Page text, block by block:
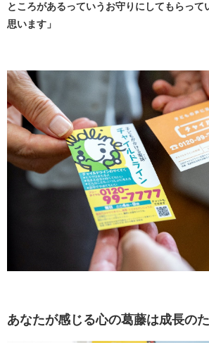
ところがあるっていうお守りにしてもらって
思います」
あなたが感じる心の葛藤は成長の